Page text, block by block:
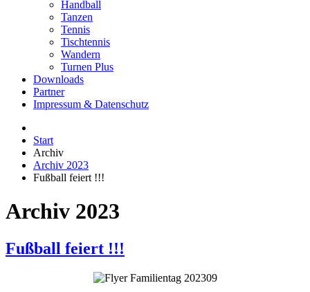
Handball
Tanzen
Tennis
Tischtennis
Wandern
Turnen Plus
Downloads
Partner
Impressum & Datenschutz
Start
Archiv
Archiv 2023
Fußball feiert !!!
Archiv 2023
Fußball feiert !!!